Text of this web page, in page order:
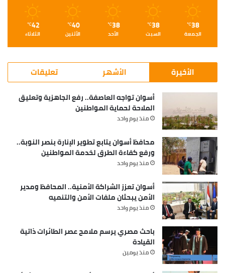
38
℃
الجمعة
38
℃
السبت
38
℃
الأحد
40
℃
الأثنين
42
℃
الثلاثاء
الأخيرة الأشهر تعليقات
أسوان تواجه العاصفة.. رفع الجاهزية وتعليق
الملاحة لحماية المواطنين
منذ يوم واحد
محافظ أسوان يتابع تطوير الإنارة بنصر النوبة..
ورفع كفاءة الطرق لخدمة المواطنين
منذ يوم واحد
أسوان تعزز الشراكة الأمنية.. المحافظ ومدير
الأمن يبحثان ملفات الأمن والتنميه
منذ يوم واحد
باحث مصري يرسم ملامح عصر الطائرات ذاتية
القيادة
منذ يومين